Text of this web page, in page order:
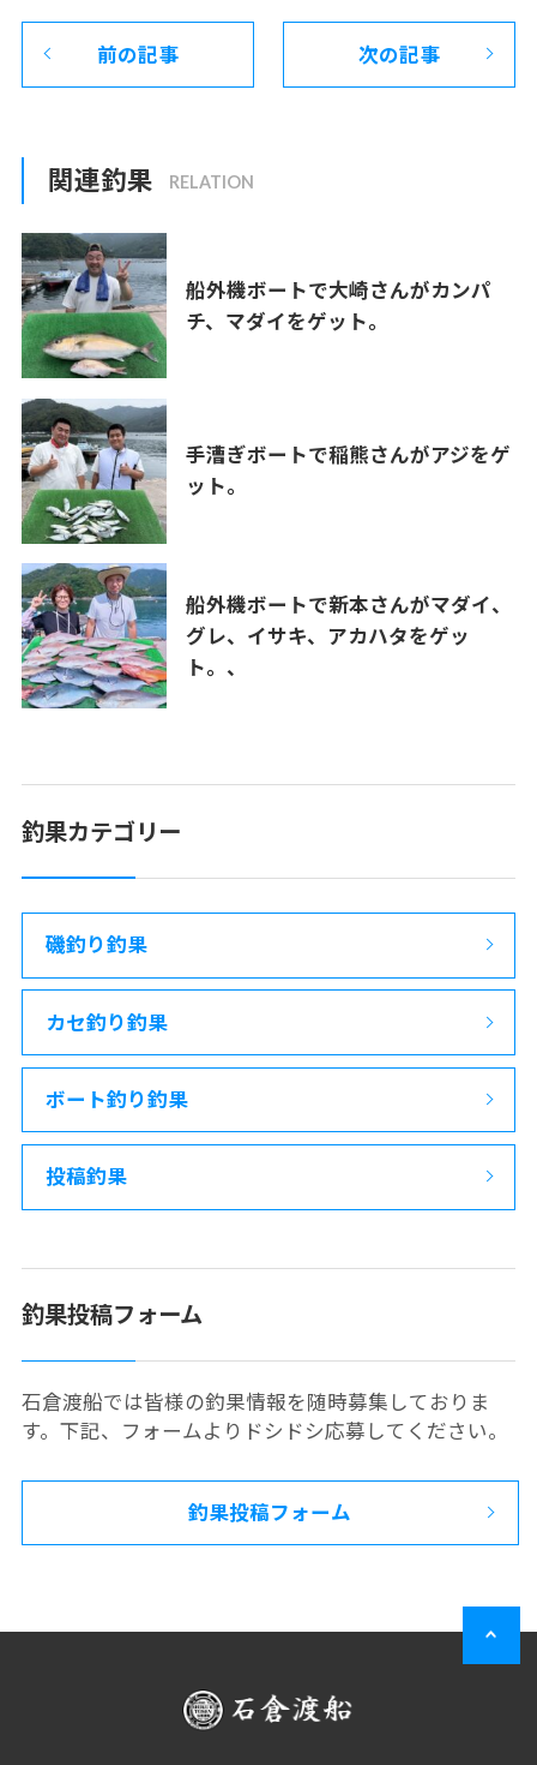
前の記事 次の記事
関連釣果
船外機ボートで大崎さんがカンパ
チ、マダイをゲット。
手漕ぎボートで稲熊さんがアジをゲ
ット。
船外機ボートで新本さんがマダイ、
グレ、イサキ、アカハタをゲッ
ト。、
釣果カテゴリー
磯釣り釣果
カセ釣り釣果
ボート釣り釣果
投稿釣果
釣果投稿フォーム
石倉渡船では皆様の釣果情報を随時募集しておりま
す。下記、フォームよりドシドシ応募してください。
釣果投稿フォーム